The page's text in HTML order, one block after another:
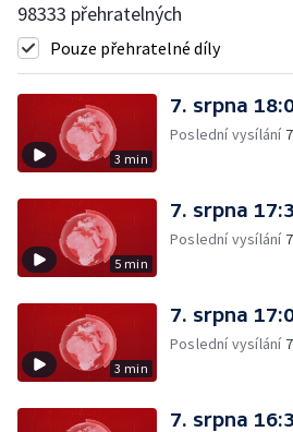
98333 přehratelných
Pouze přehratelné díly
3 min
7. srpna
Poslední vysílání
5 min
7. srpna
Poslední vysílání
3 min
7. srpna
Poslední vysílání
7. srpna